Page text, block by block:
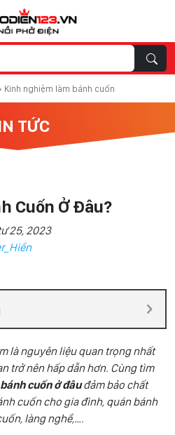
Kinh nghiệm làm bánh cuốn
TỨC
Cuốn Ở Đâu?
25, 2023
là nguyên liệu quan trọng nhất
trở nên hấp dẫn hơn. Cùng tìm
cuốn ở đâuđảm bảo chất
cuốn cho gia đình, quán bánh
làng nghề,….